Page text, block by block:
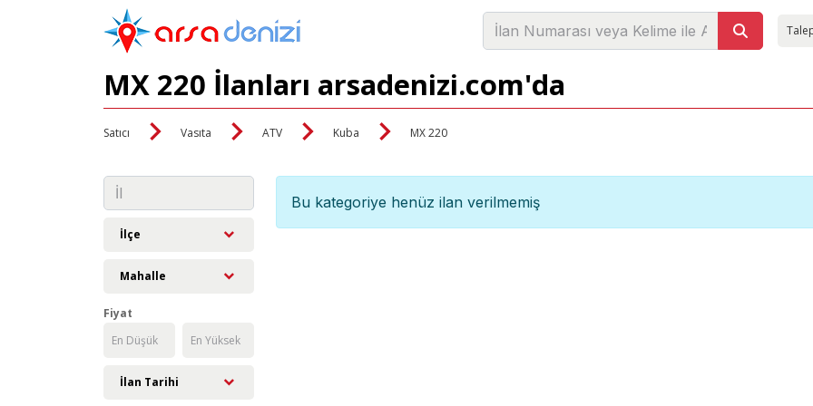
MX 220 İlanları arsadenizi.com'da
Satıcı Vasıta ATV Kuba MX 220
İlçe
Mahalle
Fiyat
İlan Tarihi
Bu kategoriye henüz ilan verilmemiş